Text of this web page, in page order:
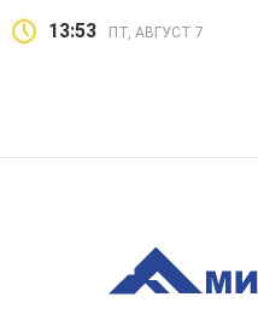
13:53 ПТ, АВГУСТ 7